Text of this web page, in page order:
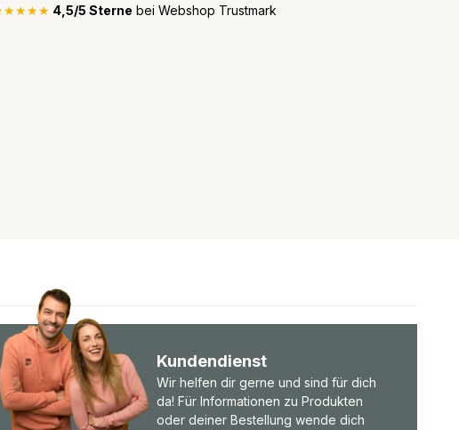
4,5/5 Sterne bei Webshop Trustmark
Kundendienst
Wir helfen dir gerne und sind für dich
da! Für Informationen zu Produkten
oder deiner Bestellung wende dich